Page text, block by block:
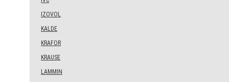
IZOVOL
KALDE
KRAFOR
KRAUSE
LAMMIN